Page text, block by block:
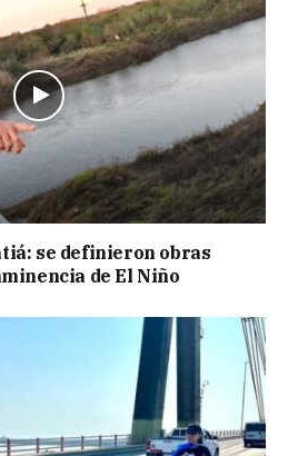
se definieron obras
de El Niño